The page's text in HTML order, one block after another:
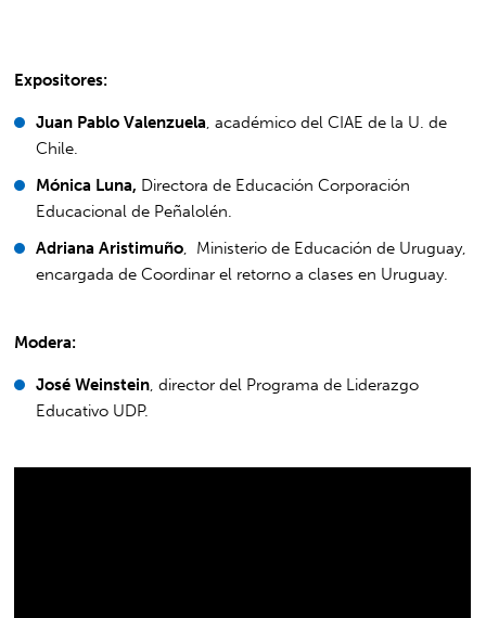
Expositores:
Juan Pablo Valenzuela, académico del CIAE de la U. de
Chile.
Mónica Luna, Directora de Educación Corporación
Educacional de Peñalolén.
Adriana Aristimuño, Ministerio de Educación de Uruguay,
encargada de Coordinar el retorno a clases en Uruguay.
Modera:
José Weinstein, director del Programa de Liderazgo
Educativo UDP.